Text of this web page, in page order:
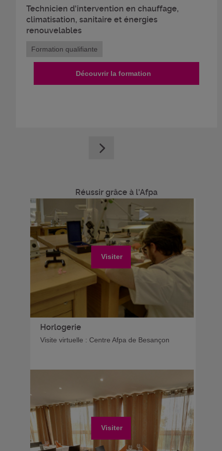
Technicien d'intervention en chauffage,
climatisation, sanitaire et énergies
renouvelables
Formation qualifiante
Découvrir la formation
Réussir grâce à l'Afpa
Visiter
Horlogerie
Visite virtuelle : Centre Afpa de Besançon
Visiter